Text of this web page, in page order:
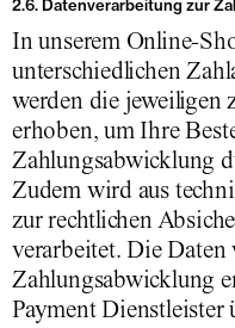
2.6. Datenverarbeitung zur
In unserem Online-
unterschiedlichen
werden die jeweiligen
erhoben, um Ihre
Zahlungsabwicklung
Zudem wird aus
zur rechtlichen
verarbeitet. Die Daten
Zahlungsabwicklung
Payment